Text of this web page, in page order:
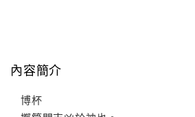
內容簡介
博杯